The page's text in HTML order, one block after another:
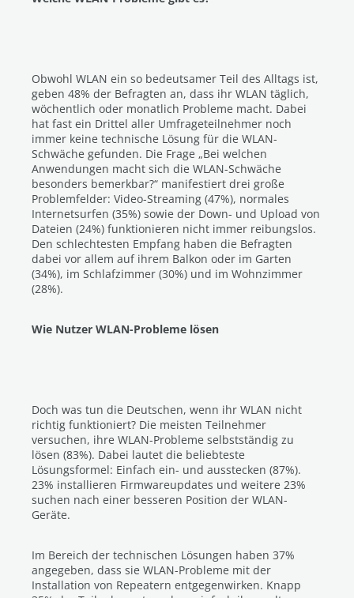
Obwohl WLAN ein so bedeutsamer Teil des Alltags ist,
geben 48% der Befragten an, dass ihr WLAN täglich,
wöchentlich oder monatlich Probleme macht. Dabei
hat fast ein Drittel aller Umfrageteilnehmer noch
immer keine technische Lösung für die WLAN-
Schwäche gefunden. Die Frage „Bei welchen
Anwendungen macht sich die WLAN-Schwäche
besonders bemerkbar?“ manifestiert drei große
Problemfelder: Video-Streaming (47%), normales
Internetsurfen (35%) sowie der Down- und Upload von
Dateien (24%) funktionieren nicht immer reibungslos.
Den schlechtesten Empfang haben die Befragten
dabei vor allem auf ihrem Balkon oder im Garten
(34%), im Schlafzimmer (30%) und im Wohnzimmer
(28%).
Wie Nutzer WLAN-Probleme lösen
Doch was tun die Deutschen, wenn ihr WLAN nicht
richtig funktioniert? Die meisten Teilnehmer
versuchen, ihre WLAN-Probleme selbstständig zu
lösen (83%). Dabei lautet die beliebteste
Lösungsformel: Einfach ein- und ausstecken (87%).
23% installieren Firmwareupdates und weitere 23%
suchen nach einer besseren Position der WLAN-
Geräte.
Im Bereich der technischen Lösungen haben 37%
angegeben, dass sie WLAN-Probleme mit der
Installation von Repeatern entgegenwirken. Knapp